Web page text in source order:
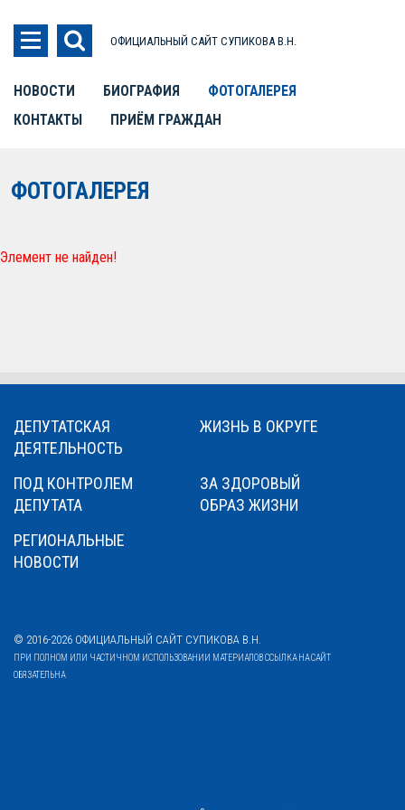
ОФИЦИАЛЬНЫЙ САЙТ СУПИКОВА В.Н.
НОВОСТИ БИОГРАФИЯ
ФОТОГАЛЕРЕЯ
КОНТАКТЫ
ПРИЁМ ГРАЖДАН
ФОТОГАЛЕРЕЯ
Элемент не найден!
ДЕПУТАТСКАЯ
ДЕЯТЕЛЬНОСТЬ
ЖИЗНЬ В ОКРУГЕ
ПОД КОНТРОЛЕМ
ДЕПУТАТА
ЗА ЗДОРОВЫЙ
ОБРАЗ ЖИЗНИ
РЕГИОНАЛЬНЫЕ
НОВОСТИ
© 2016-2026 ОФИЦИАЛЬНЫЙ САЙТ СУПИКОВА В.Н.
ПРИ ПОЛНОМ ИЛИ ЧАСТИЧНОМ ИСПОЛЬЗОВАНИИ МАТЕРИАЛОВ ССЫЛКА НА САЙТ
ОБЯЗАТЕЛЬНА